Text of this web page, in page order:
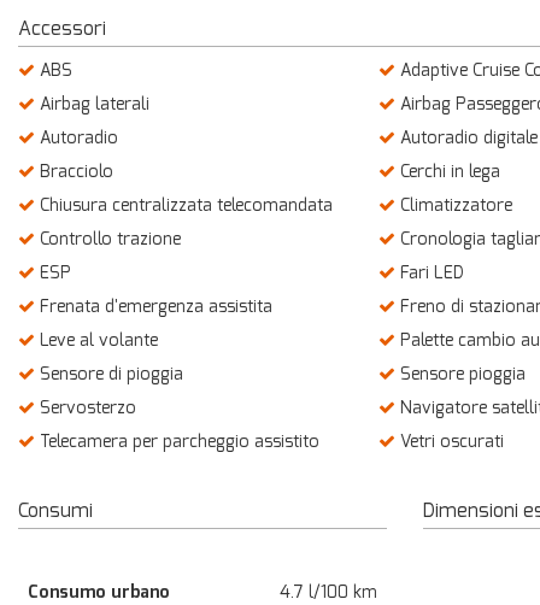
Accessori
ABS
Airbag laterali
Autoradio
Bracciolo
Chiusura centralizzata telecomandata
Controllo trazione
ESP
Frenata d'emergenza assistita
Leve al volante
Sensore di pioggia
Servosterzo
Telecamera per parcheggio assistito
Adaptive Cruise
Airbag
Autoradio digitale
Cerchi in lega
Climatizzatore
Cronologia
Fari LED
Freno di
Palette cambio
Sensore pioggia
Navigatore
Vetri oscurati
Consumi
Consumo urbano
4.7 l/100 km
Dimensioni
questi
strumenti
di
tracciamento
rimanda
alla
cookie
policy.
Puoi
rivedere
modificare
le
scelte
in
qualsiasi